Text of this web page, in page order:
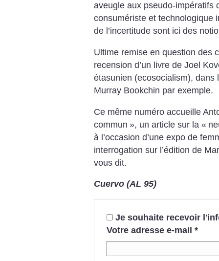
aveugle aux pseudo-impératifs
consumériste et technologique
de l’incertitude sont ici des
Ultime remise en question des
recension d’un livre de Joel
étasunien (ecosocialism), dans
Murray Bookchin par exemple.
Ce même numéro accueille
commun », un article sur la «
à l’occasion d’une expo de
interrogation sur l’édition de
vous dit.
Cuervo (AL 95)
Je souhaite recevoir
Votre adresse e-mail *